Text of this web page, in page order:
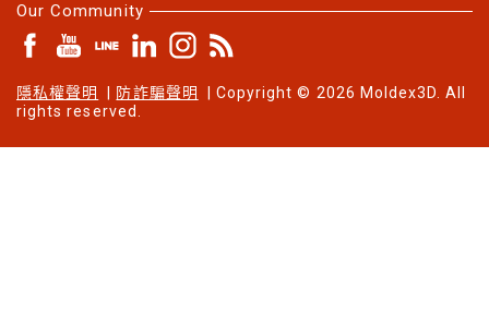
Our Community
隱私權聲明 防詐騙聲明
| Copyright © 2026 Moldex3D. All
rights reserved.